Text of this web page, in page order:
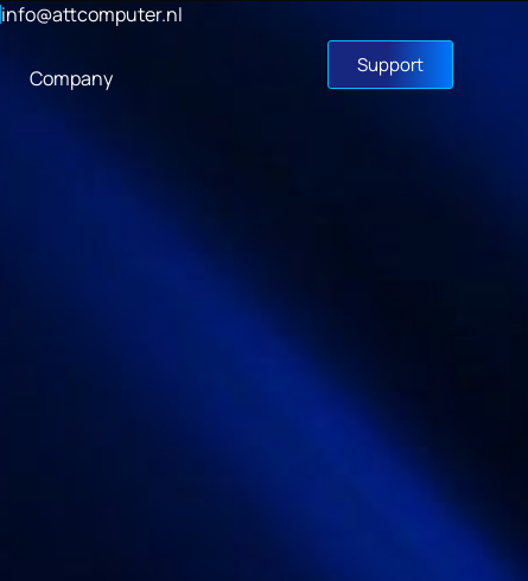
info@attcomputer.nl
Company
Support